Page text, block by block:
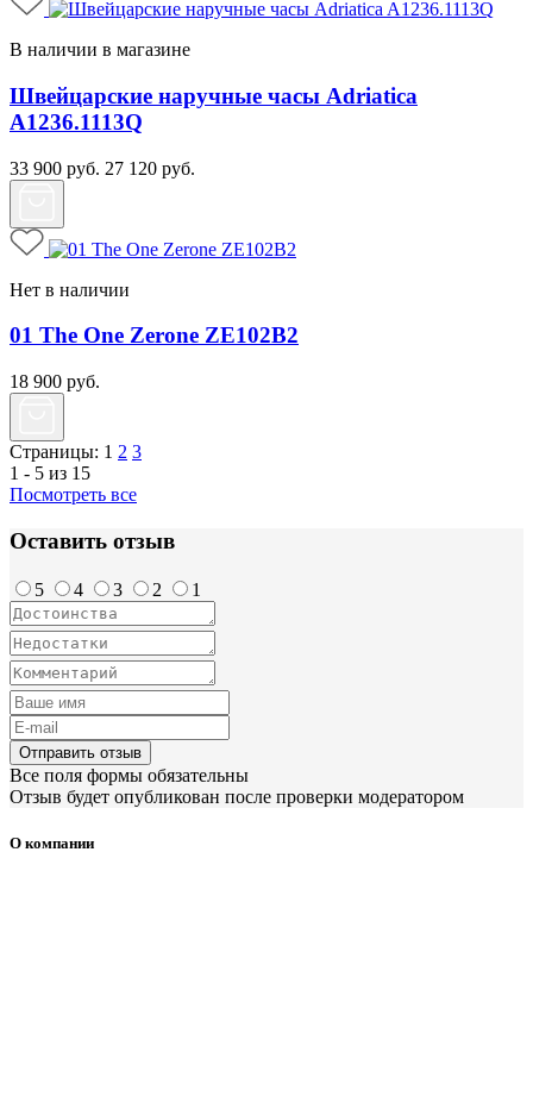
В наличии в магазине
Швейцарские наручные часы Adriatica
A1236.1113Q
33 900 руб. 27 120 руб.
Нет в наличии
01 The One Zerone ZE102B2
18 900 руб.
Страницы: 1 2 3
1 - 5 из 15
Посмотреть все
Оставить отзыв
5 4 3 2 1
Отправить отзыв
Все поля формы обязательны
Отзыв будет опубликован после проверки модератором
О компании